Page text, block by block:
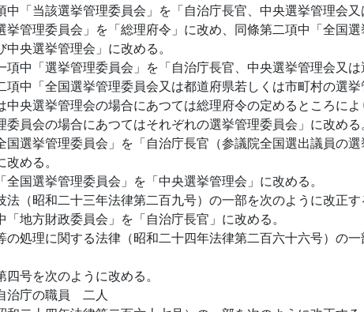
中「当該選挙管理委員会」を「自治庁長官、中央選挙管理会
挙管理委員会」を「総理府令」に改め、同條第二項中「全国
中央選挙管理会」に改める。
項中「選挙管理委員会」を「自治庁長官、中央選挙管理会又は
項中「全国選挙管理委員会又は都道府県若しくは市町村の選
中央選挙管理会の場合にあつては総理府令の定めるところに
員会の場合にあつてはそれぞれの選挙管理委員会」に改める。
国選挙管理委員会」を「自治庁長官（参議院全国選出議員の
める。
全国選挙管理委員会」を「中央選挙管理会」に改める。
法（昭和二十三年法律第二百九号）の一部を次のように改正す
「地方財政委員会」を「自治庁長官」に改める。
の処理に関する法律（昭和二十四年法律第二百六十六号）の
号を次のように改める。
治庁の職員 二人